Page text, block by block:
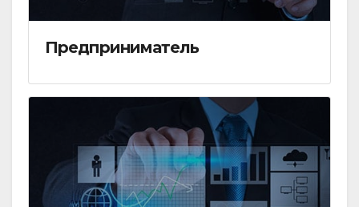
Предприниматель